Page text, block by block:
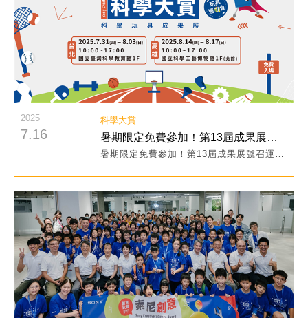
2025
7.16
科學大賞
暑期限定免費參加！第13屆成果展號召運動員挑戰超級玩具！
暑期限定免費參加！第13屆成果展號召運動員挑戰超級玩具！
閱讀詳細內容